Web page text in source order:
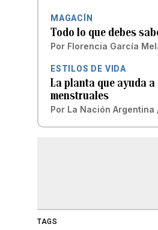
MAGACÍN
Todo lo que debes
Por Florencia García
ESTILOS DE VIDA
La planta que ayuda
menstruales
Por La Nación Argentina
TAGS